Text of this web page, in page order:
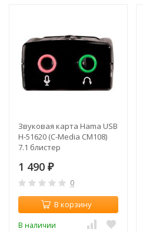
Звуковая карта Hama USB
H-51620 (C-Media CM108)
7.1 блистер
1 490 ₽
0
В корзину
В наличии